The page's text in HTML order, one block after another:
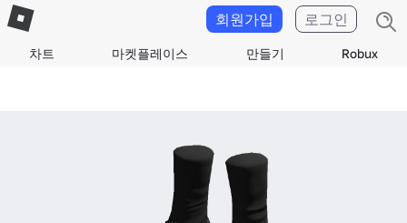
차트 마켓플레이스 만들기 Robux
회원가입 로그인